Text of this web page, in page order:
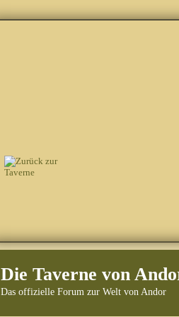
Die Taverne von
Das offizielle Forum zur Welt von Andor